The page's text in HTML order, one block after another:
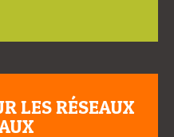
LES RÉSEAUX